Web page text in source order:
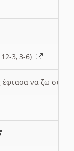
3, 3-6)
έφτασα να ζω στην